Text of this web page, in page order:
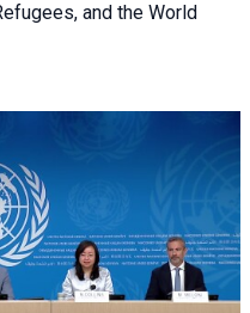
and the World